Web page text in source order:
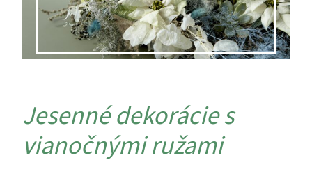
Jesenné dekorácie s
vianočnými ružami